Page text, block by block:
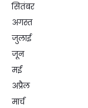
सितंबर
अगस्त
जुलाई
जून
मई
अप्रैल
मार्च